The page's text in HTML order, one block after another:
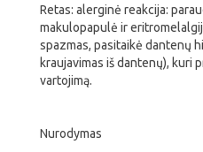
Retas: alerginė reakcija:
makulopapulė ir
spazmas, pasitaikė dantenų
kraujavimas iš dantenų), kuri
vartojimą.
Nurodymas